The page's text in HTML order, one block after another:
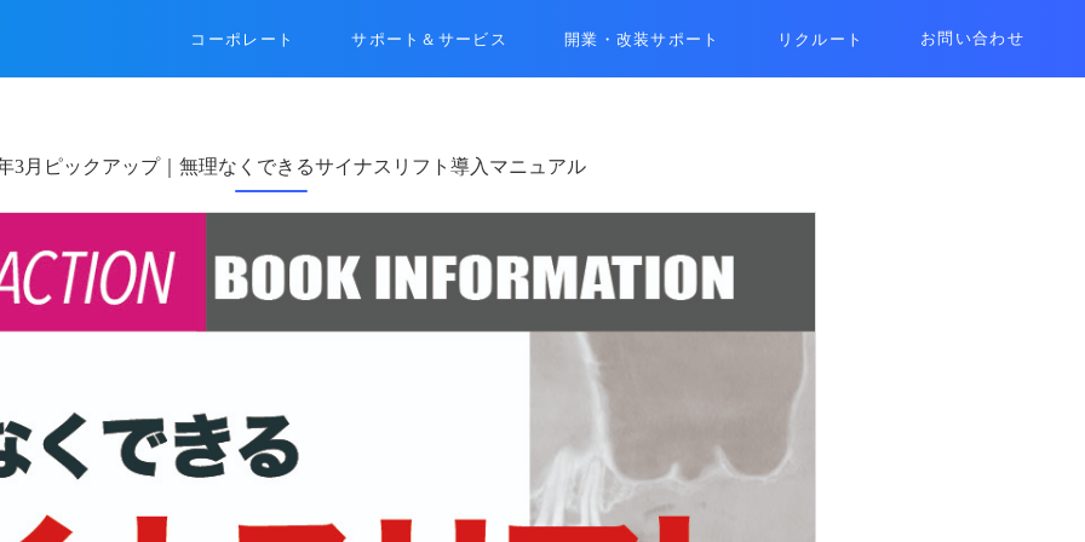
コーポレート サポート＆サービス 開業・改装サポート リクルート お問い合わせ
3月ピックアップ｜無理なくできるサイナスリフト導入マニュアル